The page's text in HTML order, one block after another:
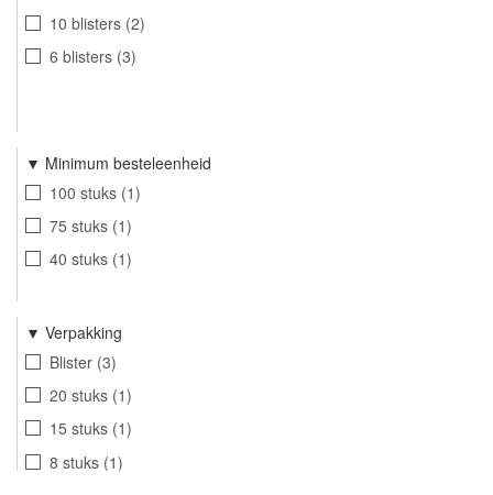
10 blisters 2
6 blisters 3
Minimum besteleenheid
100 stuks 1
75 stuks 1
40 stuks 1
Verpakking
Blister 3
20 stuks 1
15 stuks 1
8 stuks 1